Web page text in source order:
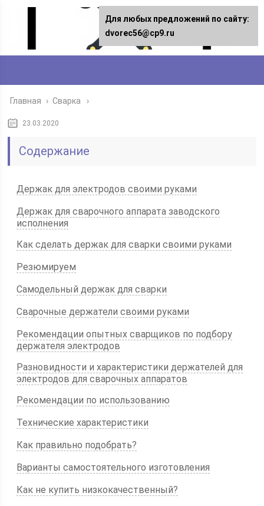
Главная › Сварка
23.03.2020
Содержание
Держак для электродов своими руками
Держак для сварочного аппарата заводского
исполнения
Как сделать держак для сварки своими руками
Резюмируем
Самодельный держак для сварки
Сварочные держатели своими руками
Рекомендации опытных сварщиков по подбору
держателя электродов
Разновидности и характеристики держателей для
электродов для сварочных аппаратов
Рекомендации по использованию
Технические характеристики
Как правильно подобрать?
Варианты самостоятельного изготовления
Как не купить низкокачественный?
Для любых предложений по сайту:
dvorec56@cp9.ru